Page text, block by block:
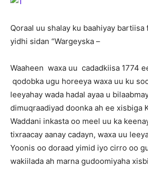
Qoraal uu shalay ku baahiyay
yidhi sidan “Wargeyska –
Waaheen waxa uu cadadkiisa 1774
qodobka ugu horeeya waxa uu ku
leeyahay wada hadal ayaa u
dimuqraadiyad doonka ah ee xisbiga
Waddani inkasta oo meel uu ka
tixraacay aanay cadayn, waxa uu
Yoonis oo doraad yimid iyo cirro oo
wakiilada ah marna gudoomiyaha